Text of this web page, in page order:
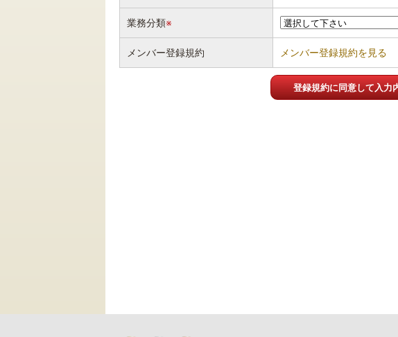
業務分類※
メンバー登録規約 メンバー登録規約を見る
登録規約に同意して入力